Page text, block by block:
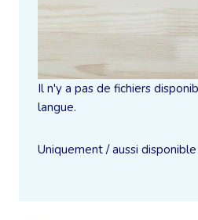
Il n'y a pas de fichiers
langue.
Uniquement / aussi disponible